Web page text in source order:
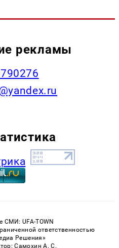
рекламы
СМИ: UFA-TOWN
ответственностью
Решения»
Самохин А. С.